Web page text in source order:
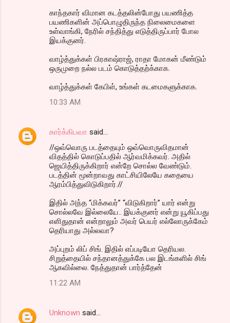
காந்தகார் விமான கடத்தலின்போது பயணித்த
பயணிகளின் அப்பொழுதிருந்த நிலைமைகளை
உள்வாங்கி, நேரில் சந்தித்து எடுத்திருப்பார் போல
இயக்குனர்.
வாழ்த்துக்கள் பிரகாஷ்ராஜ், ராதா மோகன் மீண்டும்
ஒருமுறை நல்ல படம் கொடுத்தற்க்காக.
வாழ்த்துக்கள் கேபிள், உங்கள் கடமைகளுக்காக.
10:33 AM
கார்க்கிபவா said…
//ஒவ்வொரு படத்தையும் ஒவ்வொருவிதமான்
விதத்தில் கொடுப்பதில் ஆர்வமிக்கவர். அதில்
ஜெயித்திருக்கிறார் என்றே சொல்ல வேண்டும்.
படத்தின் மூன்றாவது காட்சியிலேயே கதையை
ஆரம்பித்துவிடுகிறார்.//
இதில் அந்த “மிக்கவர்” “விடுகிறார்” யார் என்று
சொல்லவே இல்லையே.. இயக்குனர் என்று யூகிப்பது
எளிதுதான் என்றாலும் அவர் பெயர் எல்லோருக்கேம்
தெரியாது அல்லவா?
அப்புறம் லிப் சிங். இதில் எப்படியோ தெரியல.
சிறுத்தையில் சந்தானத்துக்கே பல இடங்களில் சிங்
ஆகவில்லை. நேத்துதான் பார்த்தேன்
11:22 AM
Unknown said…